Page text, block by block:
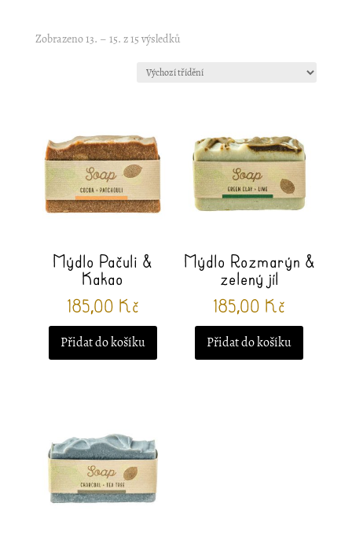
Zobrazeno 13. – 15. z 15 výsledků
Mýdlo Pačuli &
Kakao
185,00 Kč
Přidat do košíku
Mýdlo Rozmarýn &
zelený jíl
185,00 Kč
Přidat do košíku